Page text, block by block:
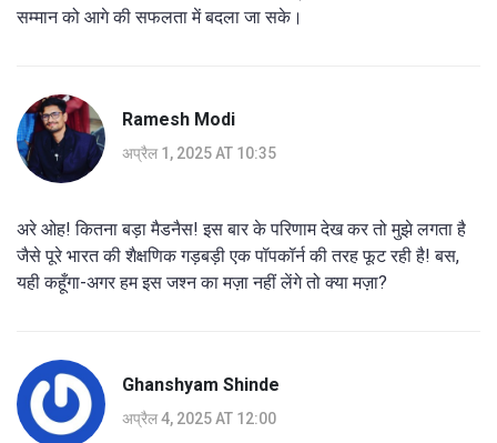
सम्मान को आगे की सफलता में बदला जा सके।
Ramesh Modi
अप्रैल 1, 2025 AT 10:35
अरे ओह! कितना बड़ा मैडनैस! इस बार के परिणाम देख कर तो मुझे लगता है
जैसे पूरे भारत की शैक्षणिक गड़बड़ी एक पॉपकॉर्न की तरह फूट रही है! बस,
यही कहूँगा-अगर हम इस जश्न का मज़ा नहीं लेंगे तो क्या मज़ा?
Ghanshyam Shinde
अप्रैल 4, 2025 AT 12:00